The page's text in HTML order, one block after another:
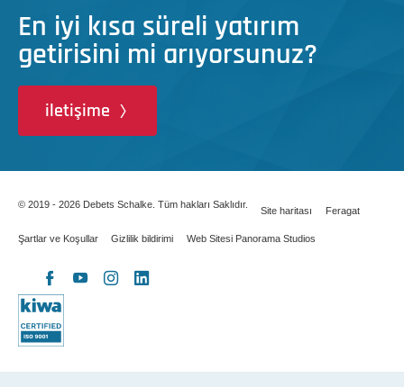
En iyi kısa süreli yatırım
getirisini mi arıyorsunuz?
iletişime
© 2019 - 2026 Debets Schalke. Tüm hakları Saklıdır.
Site haritası Feragat
Şartlar ve Koşullar Gizlilik bildirimi Web Sitesi Panorama Studios
Facebook
YouTubeInstagram